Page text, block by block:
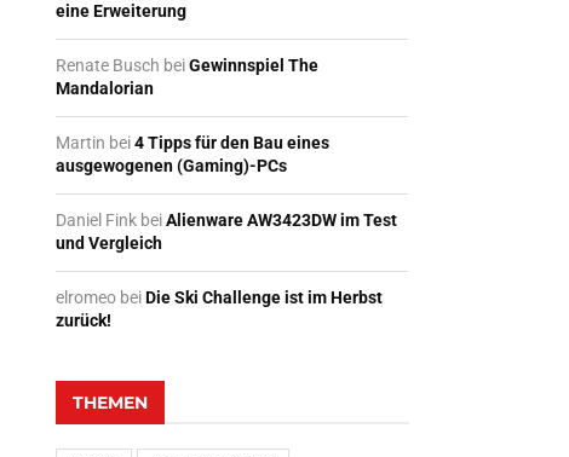
eine Erweiterung
Renate Busch beiGewinnspiel The
Mandalorian
Martin bei4 Tipps für den Bau eines
ausgewogenen (Gaming)-PCs
Daniel Fink beiAlienware AW3423DW im Test
und Vergleich
elromeo beiDie Ski Challenge ist im Herbst
zurück!
THEMEN